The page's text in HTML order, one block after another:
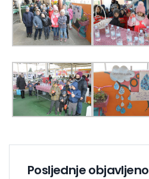
Posljednje objavljeno